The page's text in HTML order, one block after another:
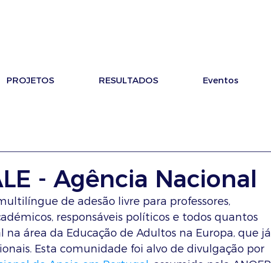
PROJETOS RESULTADOS Eventos
- Agência Nacional
de adesão livre para professores,
responsáveis políticos e todos quantos
área da Educação de Adultos na Europa, que já
Esta comunidade foi alvo de divulgação por